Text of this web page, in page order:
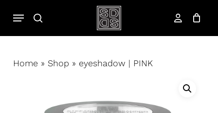
contenuto
cerca account
Menu
Home » Shop » eyeshadow | PINK